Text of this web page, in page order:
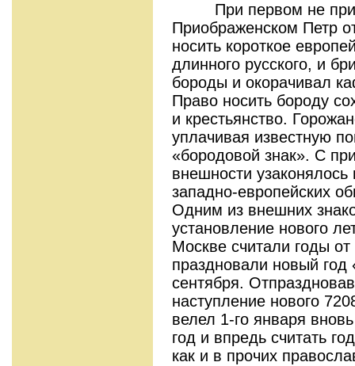
При первом не
Приображенском Петр
носить короткое
длинного русского, и
бороды и окорачивал
Право носить бороду
и крестьянство.
уплачивая известную
«бородовой знак». С
внешности
западно-европейских
Одним из внешних
установление нового
Москве считали годы
праздновали новый
сентября.
наступление нового
велел 1-го января
год и впредь считать
как и в прочих